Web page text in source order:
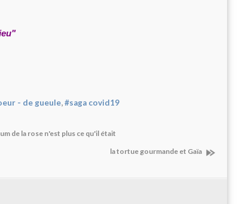
- de gueule,#saga covid19
de la rose n'est plus ce qu'il était
la tortue gourmande et Gaïa